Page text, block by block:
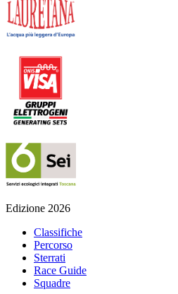
Edizione 2026
Classifiche
Percorso
Sterrati
Race Guide
Squadre